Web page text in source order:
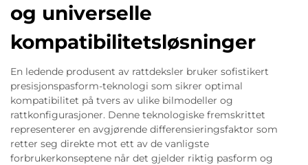
og universelle
kompatibilitetsløsninger
En ledende produsent av rattdeksler bruker sofistikert
presisjonspasform-teknologi som sikrer optimal
kompatibilitet på tvers av ulike bilmodeller og
rattkonfigurasjoner. Denne teknologiske fremskrittet
representerer en avgjørende differensieringsfaktor som
retter seg direkte mot ett av de vanligste
forbrukerkonseptene når det gjelder riktig pasform og